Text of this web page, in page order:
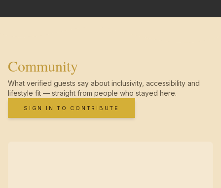
Community
What verified guests say about inclusivity, accessibility and
lifestyle fit — straight from people who stayed here.
SIGN IN TO CONTRIBUTE